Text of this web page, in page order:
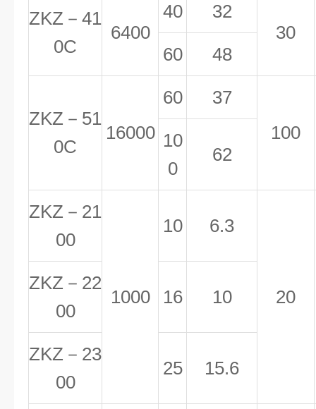
ZKZ－41
0C
6400
40
32
30
60
48
ZKZ－51
0C
16000
60
37
100
10
0
62
ZKZ－21
00
1000
10 6.3
20
ZKZ－22
00
16 10
ZKZ－23
00
25 15.6